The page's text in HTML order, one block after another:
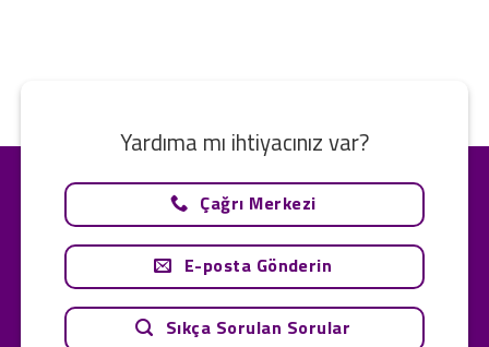
Yardıma mı ihtiyacınız var?
Çağrı Merkezi
E-posta Gönderin
Sıkça Sorulan Sorular